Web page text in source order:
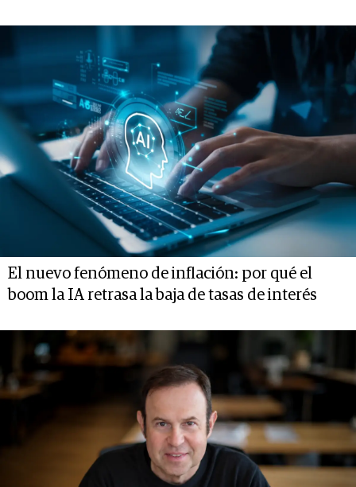
El nuevo fenómeno de inflación: por qué el
boom la IA retrasa la baja de tasas de interés